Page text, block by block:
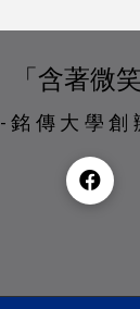
「含著微
-銘傳大學創